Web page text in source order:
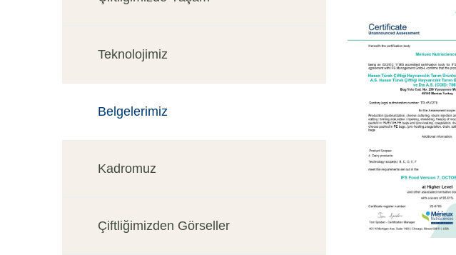
Teknolojimiz
Belgelerimiz
Kadromuz
Çiftliğimizden Görseller